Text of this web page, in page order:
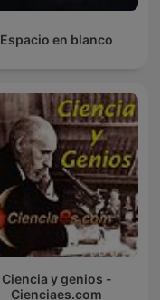
Espacio en blanco
Ciencia y genios -
Cienciaes.com